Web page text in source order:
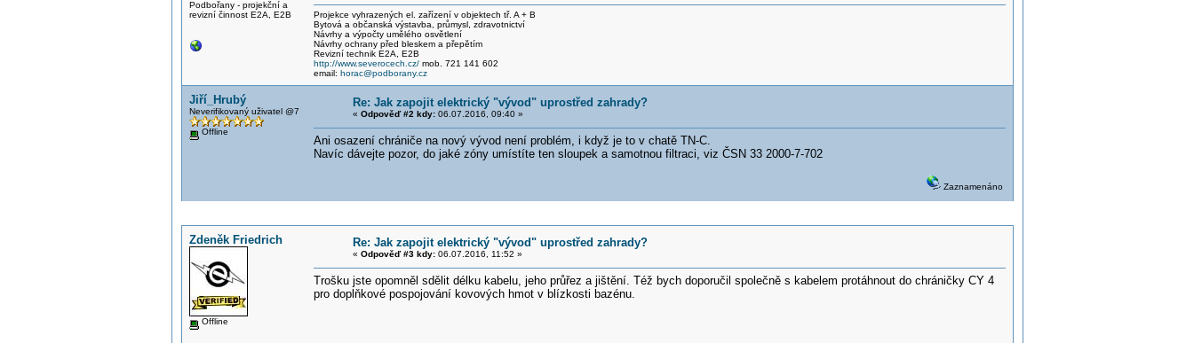
Podbořany - projekční a
revizní činnost E2A, E2B
Projekce vyhrazených el. zařízení v objektech tř. A + B
Bytová a občanská výstavba, průmysl, zdravotnictví
Návrhy a výpočty umělého osvětlení
Návrhy ochrany před bleskem a přepětím
Revizní technik E2A, E2B
http://www.severocech.cz/mob. 721 141 602
email: horac@podborany.cz
Jiří_Hrubý
Neverifikovaný uživatel @7
Offline
Re: Jak zapojit elektrický "vývod" uprostřed zahrady?
« Odpověď #2 kdy:06.07.2016, 09:40 »
Ani osazení chrániče na nový vývod není problém, i když je to v chatě TN-C.
Navíc dávejte pozor, do jaké zóny umístíte ten sloupek a samotnou filtraci, viz ČSN 33 2000-7-702
Zaznamenáno
Zdeněk Friedrich
Offline
Re: Jak zapojit elektrický "vývod" uprostřed zahrady?
« Odpověď #3 kdy:06.07.2016, 11:52 »
Trošku jste opomněl sdělit délku kabelu, jeho průřez a jištění. Též bych doporučil společně s kabelem protáhnout do chráničky CY 4
pro doplňkové pospojování kovových hmot v blízkosti bazénu.